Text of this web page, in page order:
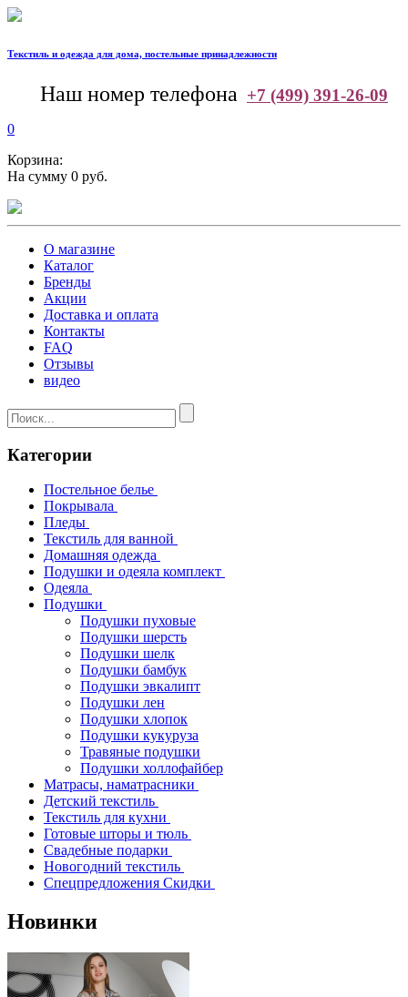
Текстиль и одежда для дома, постельные принадлежности
Наш номер телефона +7 (499) 391-26-09
0
Корзина:
На сумму 0 руб.
О магазине
Каталог
Бренды
Акции
Доставка и оплата
Контакты
FAQ
Отзывы
видео
Категории
Постельное белье
Покрывала
Пледы
Текстиль для ванной
Домашняя одежда
Подушки и одеяла комплект
Одеяла
Подушки
Подушки пуховые
Подушки шерсть
Подушки шелк
Подушки бамбук
Подушки эвкалипт
Подушки лен
Подушки хлопок
Подушки кукуруза
Травяные подушки
Подушки холлофайбер
Матрасы, наматрасники
Детский текстиль
Текстиль для кухни
Готовые шторы и тюль
Свадебные подарки
Новогодний текстиль
Спецпредложения Скидки
Новинки